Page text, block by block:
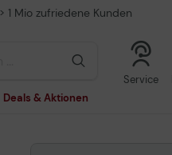
> 1 Mio zufriedene Kunden
Deals & Aktionen
Service